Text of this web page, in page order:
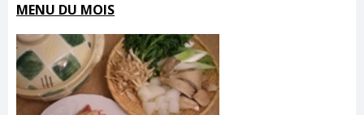
MENU DU MOIS